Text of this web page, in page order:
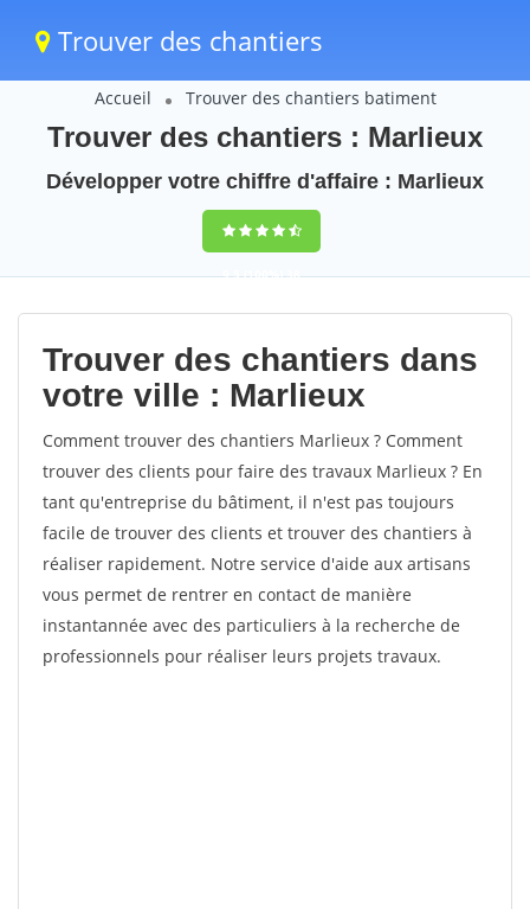
Trouver des chantiers
Accueil Trouver des chantiers batiment
Trouver des chantiers : Marlieux
Développer votre chiffre d'affaire : Marlieux
9,5(100%)38
votes
Trouver des chantiers dans
votre ville : Marlieux
Comment trouver des chantiers Marlieux ? Comment
trouver des clients pour faire des travaux Marlieux ? En
tant qu'entreprise du bâtiment, il n'est pas toujours
facile de trouver des clients et trouver des chantiers à
réaliser rapidement. Notre service d'aide aux artisans
vous permet de rentrer en contact de manière
instantannée avec des particuliers à la recherche de
professionnels pour réaliser leurs projets travaux.